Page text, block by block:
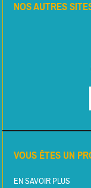
NOS AUTRES
VOUS ÊTES UN
EN SAVOIR PLUS